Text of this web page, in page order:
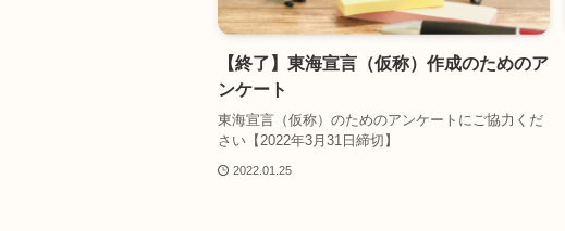
【終了】東海宣言（仮称）作成のためのア
ンケート
東海宣言（仮称）のためのアンケートにご協力くだ
さい【2022年3月31日締切】
2022.01.25